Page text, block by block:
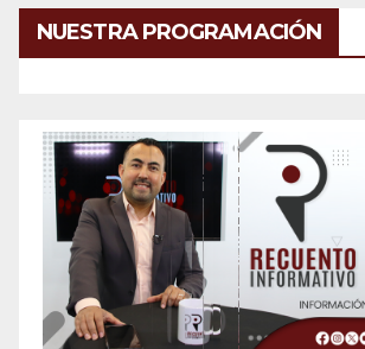
NUESTRA PROGRAMACIÓN